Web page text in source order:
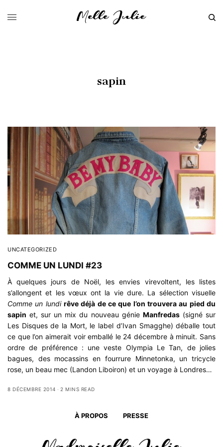
sapin
UNCATEGORIZED
COMME UN LUNDI #23
À quelques jours de Noël, les envies virevoltent, les listes
s’allongent et les vœux ont la vie dure. La sélection visuelle
Comme un lundi rêve déjà de ce que l’on trouvera au pied du
sapin et, sur un mix du nouveau génie Manfredas(signé sur
Les Disques de la Mort, le label d’Ivan Smagghe) déballe tout
ce que l’on aimerait voir emballé le 24 décembre à minuit. Sans
ordre de préférence : une veste Olympia Le Tan, de jolies
bagues, des mocassins en fourrure Minnetonka, un tricycle
rose, un beau mec (Landon Liboiron) et un voyage à Londres…
8 DÉCEMBRE 2014 2 MINS READ
À PROPOS PRESSE